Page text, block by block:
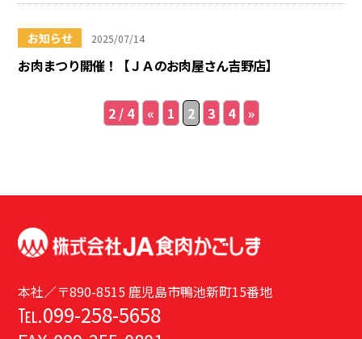
お知らせ 2025/07/14
お肉まつり開催！【ＪＡのお肉屋さん吉野店】
2 / 4 « 1 2 3 4 »
本社／〒890-8515 鹿児島市鴨池新町15番地
℡.099-258-5658